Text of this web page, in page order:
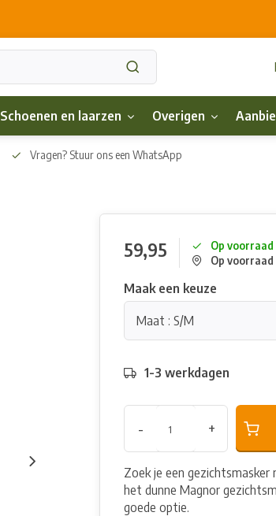
Schoenen en laarzen Overigen
Vragen? Stuur ons een WhatsApp
59,95
Op voorraad
Op
Maak een keuze
Maat : S/M
1-3 werkdagen
- +
Zoek je een
het dunne Magnor
goede optie.